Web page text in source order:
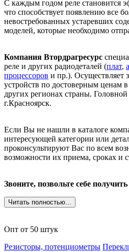
С каждым годом реле становится
что способствует появлению все
невостребованных устаревших
моделей, которые необходимо
Компания Втордрагресурс
реле и других радиодеталей (плат,
процессоров и пр.). Осуществляет
устройств по достоверным ценам
других регионах страны. Головной
г.Красноярск.
Если Вы не нашли в каталоге
интересующей категории или
проконсультируют Вас по всем
возможности их приема, сроках и
Звоните, позвольте себе
Читать полностью...
Опт от 50 штук
Резисторы, потенциометры